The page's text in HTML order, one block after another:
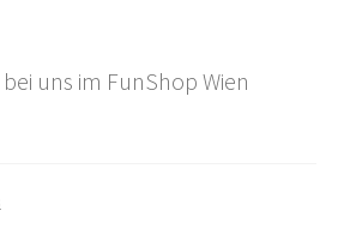
uns im FunShop Wien